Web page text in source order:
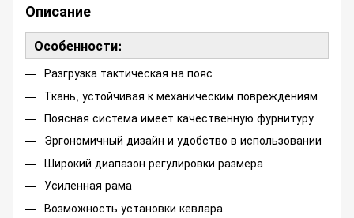
Описание
Особенности:
Разгрузка тактическая на пояс
Ткань, устойчивая к механическим повреждениям
Поясная система имеет качественную фурнитуру
Эргономичный дизайн и удобство в использовании
Широкий диапазон регулировки размера
Усиленная рама
Возможность установки кевлара